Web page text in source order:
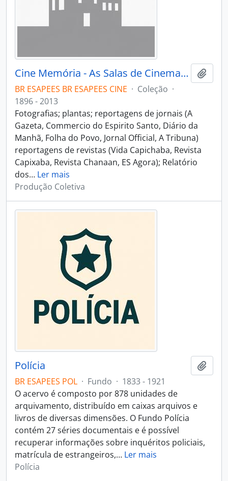
Cine Memória - As Salas de Cinema do Espírito Santo
BR ESAPEES BR ESAPEES CINE · Coleção ·
1896 - 2013
Fotografias; plantas; reportagens de jornais (A
Gazeta, Commercio do Espirito Santo, Diário da
Manhã, Folha do Povo, Jornal Official, A Tribuna)
reportagens de revistas (Vida Capichaba, Revista
Capixaba, Revista Chanaan, ES Agora); Relatório
dos… Ler mais
Produção Coletiva
Polícia
BR ESAPEES POL · Fundo · 1833 - 1921
O acervo é composto por 878 unidades de
arquivamento, distribuído em caixas arquivos e
livros de diversas dimensões. O Fundo Polícia
contém 27 séries documentais e é possível
recuperar informações sobre inquéritos policiais,
matrícula de estrangeiros,… Ler mais
Polícia